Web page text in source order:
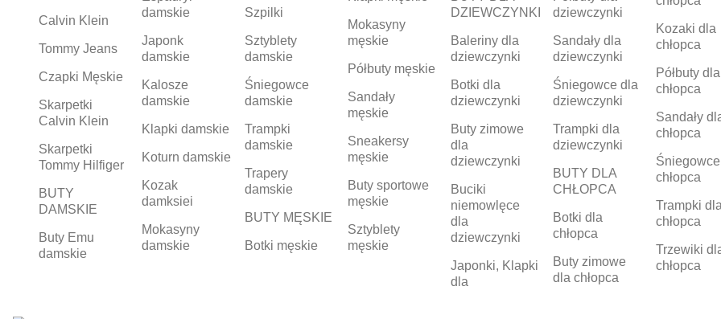
Calvin Klein
Tommy Jeans
Czapki Męskie
Skarpetki
Calvin Klein
Skarpetki
Tommy Hilfiger
BUTY
DAMSKIE
Buty Emu
damskie
damskie
Japonk
damskie
Kalosze
damskie
Klapki damskie
Koturn damskie
Kozak
damksiei
Mokasyny
damskie
Szpilki
Sztyblety
damskie
Śniegowce
damskie
Trampki
damskie
Trapery
damskie
BUTY MĘSKIE
Botki męskie
Mokasyny
męskie
Półbuty męskie
Sandały
męskie
Sneakersy
męskie
Buty sportowe
męskie
Sztyblety
męskie
DZIEWCZYNKI
Baleriny dla
dziewczynki
Botki dla
dziewczynki
Buty zimowe
dla
dziewczynki
Buciki
niemowlęce
dla
dziewczynki
Japonki, Klapki
dla
dziewczynki
Sandały dla
dziewczynki
Śniegowce dla
dziewczynki
Trampki dla
dziewczynki
BUTY DLA
CHŁOPCA
Botki dla
chłopca
Buty zimowe
dla chłopca
Kozaki dla
chłopca
Półbuty dla
chłopca
Sandały
chłopca
chłopca
Trampki
chłopca
Trzewiki
chłopca